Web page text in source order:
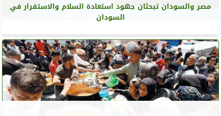
مصر والسودان تبحثان جهود استعادة السلام والاستقرار في
السودان